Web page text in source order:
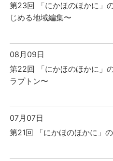
第23回 「にかほのほかに
じめる地域編集〜
08月09日
第22回 「にかほのほかに」
ラプトン〜
07月07日
第21回 「にかほのほかに」